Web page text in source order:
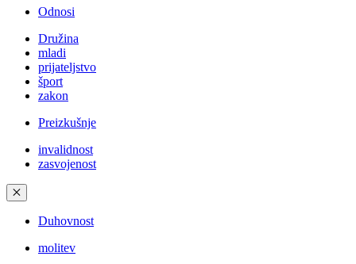
Odnosi
Družina
mladi
prijateljstvo
šport
zakon
Preizkušnje
invalidnost
zasvojenost
✕
Duhovnost
molitev